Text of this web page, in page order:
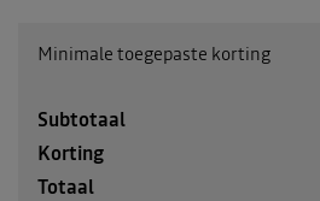
Minimale toegepaste korting
Subtotaal
Korting
Totaal